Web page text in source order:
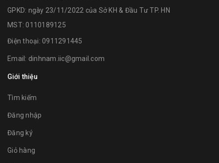
GPKD: ngày 23/11/2022 của Sở KH & Đầu Tư TP. HN
MST: 0110189125
Điện thoại: 0911291445
Email: dinhnam.iic@gmail.com
Giới thiệu
Tìm kiếm
Đăng nhập
Đăng ký
Giỏ hàng